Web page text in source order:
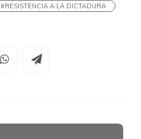
#RESISTENCIA A LA DICTADURA